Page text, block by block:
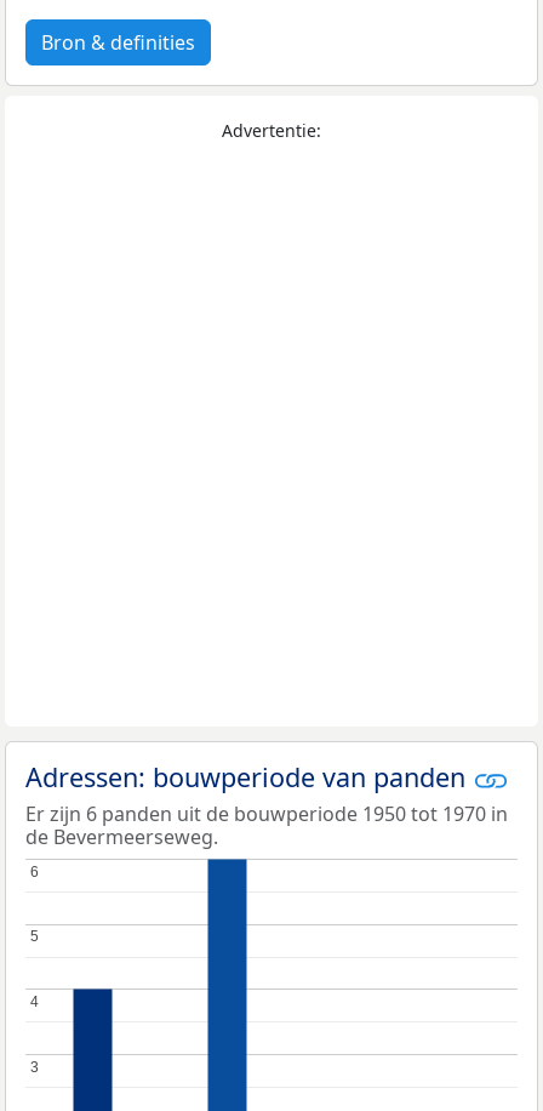
Bron & definities
Advertentie:
Adressen: bouwperiode van panden
Er zijn 6 panden uit de bouwperiode 1950 tot 1970 in
de Bevermeerseweg.
3
3
4
4
5
5
6
6